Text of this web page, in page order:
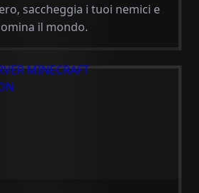
saccheggia i tuoi nemici e
il mondo.